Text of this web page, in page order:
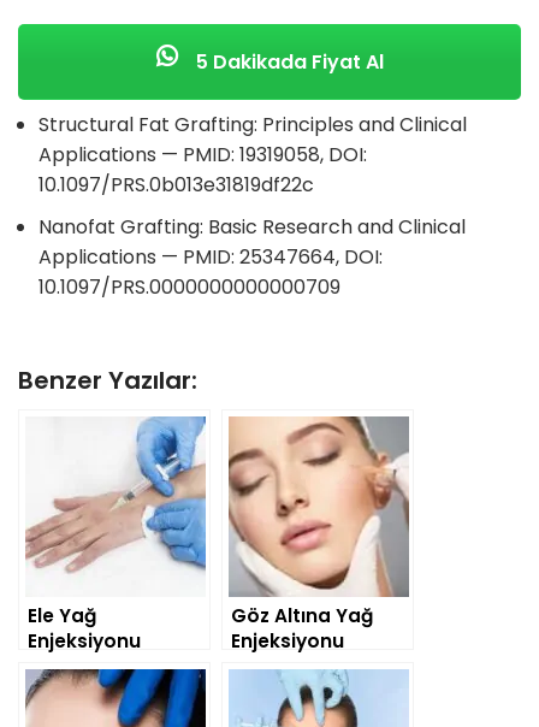
5 Dakikada Fiyat Al
Structural Fat Grafting: Principles and Clinical
Applications — PMID: 19319058, DOI:
10.1097/PRS.0b013e31819df22c
Nanofat Grafting: Basic Research and Clinical
Applications — PMID: 25347664, DOI:
10.1097/PRS.0000000000000709
Benzer Yazılar:
Ele Yağ
Enjeksiyonu
Göz Altına Yağ
Enjeksiyonu